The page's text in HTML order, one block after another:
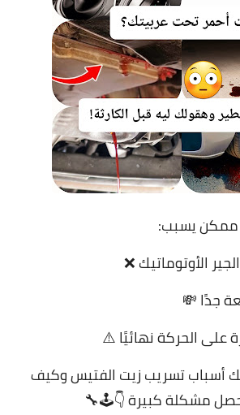
ممكن يسبب:
الأوتوماتيك ❌
جدًا 💸
على الحركة نهائيًا ⚠️
أسباب تسريب زيت الفتيس وكيف
مشكلة كبيرة 👇🕹🔧